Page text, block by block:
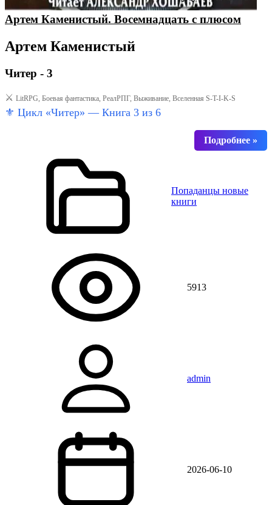
Артем Каменистый. Восемнадцать с плюсом
Артем Каменистый
Читер - 3
⚔️ LitRPG, Боевая фантастика, РеалРПГ, Выживание, Вселенная S-T-I-K-S
⚜️ Цикл «Читер» — Книга 3 из 6
Попаданцы новые
книги
5913
admin
2026-06-10